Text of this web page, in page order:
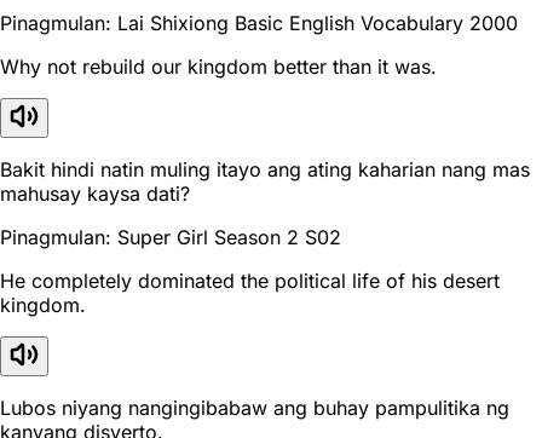
Pinagmulan: Lai Shixiong Basic English Vocabulary 2000
Why not rebuild our kingdom better than it was.
Bakit hindi natin muling itayo ang ating kaharian nang mas
mahusay kaysa dati?
Pinagmulan: Super Girl Season 2 S02
He completely dominated the political life of his desert
kingdom.
Lubos niyang nangingibabaw ang buhay pampulitika ng
kanyang disyerto.